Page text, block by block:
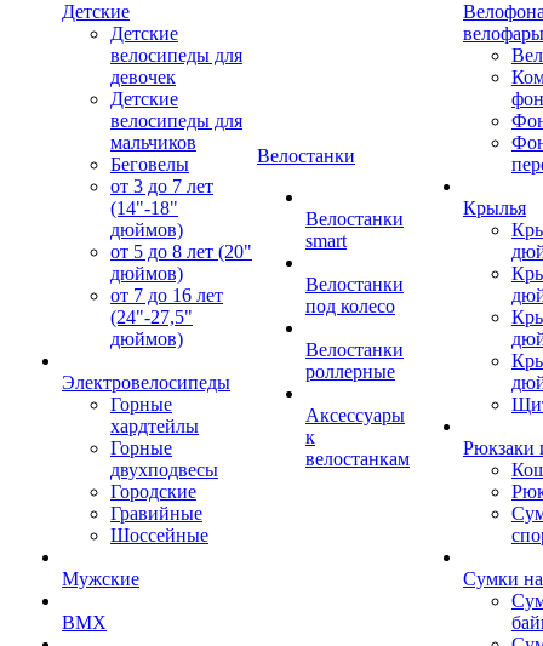
Детские
Детские
велосипеды для
девочек
Детские
велосипеды для
мальчиков
Беговелы
от 3 до 7 лет
(14"-18"
дюймов)
от 5 до 8 лет (20"
дюймов)
от 7 до 16 лет
(24"-27,5"
дюймов)
Электровелосипеды
Горные
хардтейлы
Горные
двухподвесы
Городские
Гравийные
Шоссейные
Мужские
BMX
Велостанки
Велостанки
smart
Велостанки
под колесо
Велостанки
роллерные
Аксессуары
к
велостанкам
велофары
Крылья
Рюкзаки
Сумки